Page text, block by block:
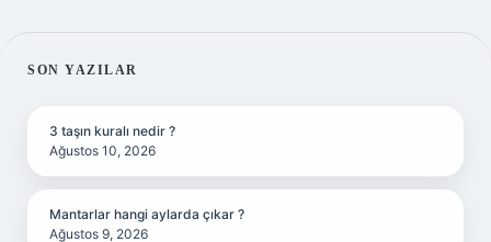
SIDEBAR
SON YAZILAR
3 taşın kuralı nedir ?
Ağustos 10, 2026
Mantarlar hangi aylarda çıkar ?
Ağustos 9, 2026